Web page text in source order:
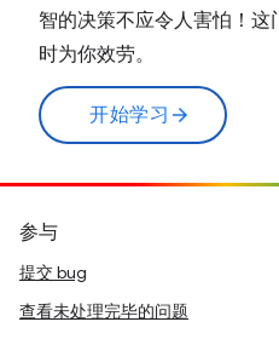
智的决策不应令人害怕！
时为你效劳。
开始学习 arrow_forward
参与
提交 bug
查看未处理完毕的问题